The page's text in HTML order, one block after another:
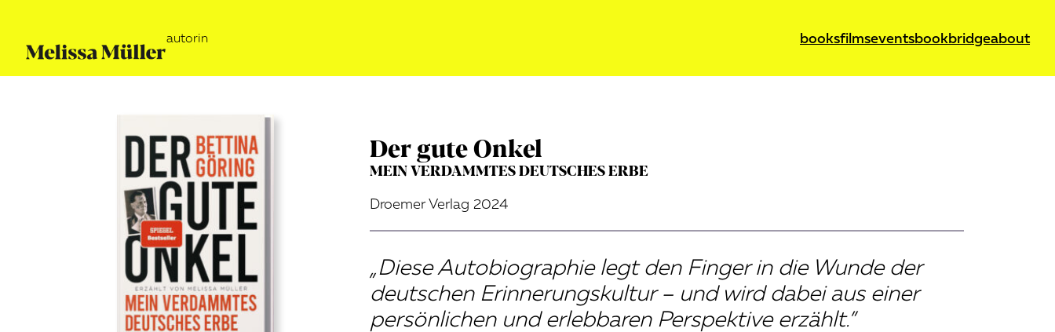
autorin booksfilmseventsbookbridgeabout
Der gute Onkel
MEIN VERDAMMTES DEUTSCHES ERBE
Droemer Verlag 2024
„Diese Autobiographie legt den Finger in die Wunde der
deutschen Erinnerungskultur – und wird dabei aus einer
persönlichen und erlebbaren Perspektive erzählt.”